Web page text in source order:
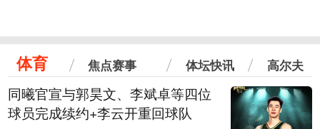
体育 焦点赛事 体坛快讯 高尔夫
同曦官宣与郭昊文、李斌卓等四位
球员完成续约+李云开重回球队